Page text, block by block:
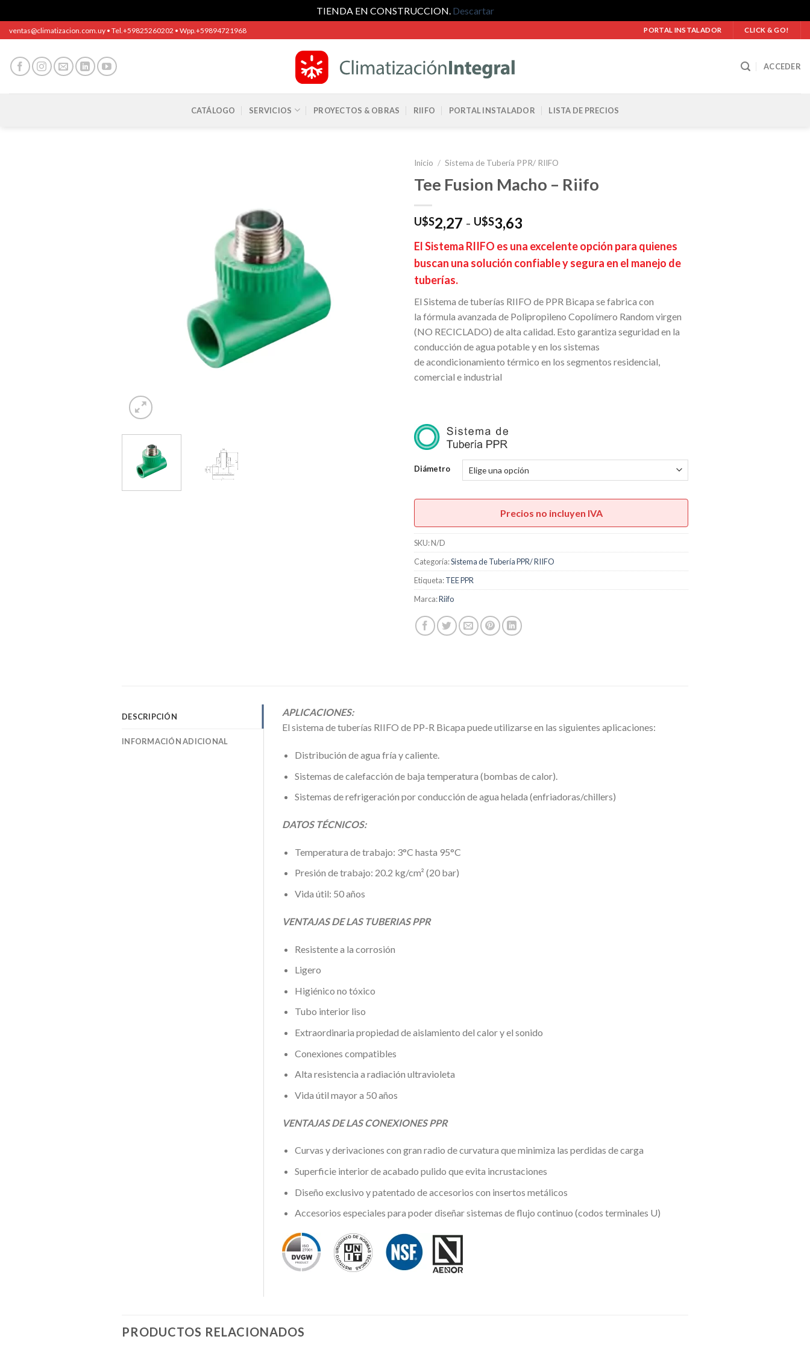
TIENDA EN CONSTRUCCION. Descartar
Saltar
al
contenido
ventas@climatizacion.com.uy • Tel.+59825260202 • Wpp.+59894721968 PORTAL INSTALADOR CLICK & GO!
ACCEDER
CATÁLOGO SERVICIOS PROYECTOS & OBRAS RIIFO PORTAL INSTALADOR LISTA DE PRECIOS
Inicio / Sistema de Tubería PPR/ RIIFO
Tee Fusion Macho – Riifo
U$S2,27 - U$S3,63
precios:
desde
hasta
U$S3,63
El Sistema RIIFO es una excelente opción para quienes
buscan una solución confiable y segura en el manejo de
tuberías.
El Sistema de tuberías RIIFO de PPR Bicapa se fabrica con
la fórmula avanzada de Polipropileno Copolímero Random virgen
(NO RECICLADO) de alta calidad. Esto garantiza seguridad en la
conducción de agua potable y en los sistemas
de acondicionamiento térmico en los segmentos residencial,
comercial e industrial
Diámetro
Precios no incluyen IVA
SKU:N/D
Categoría:Sistema de Tubería PPR/ RIIFO
Etiqueta:TEE PPR
Marca:Riifo
DESCRIPCIÓN
INFORMACIÓN ADICIONAL
APLICACIONES:
El sistema de tuberías RIIFO de PP-R Bicapa puede utilizarse en las siguientes aplicaciones:
Distribución de agua fría y caliente.
Sistemas de calefacción de baja temperatura (bombas de calor).
Sistemas de refrigeración por conducción de agua helada (enfriadoras/chillers)
DATOS TÉCNICOS:
Temperatura de trabajo: 3°C hasta 95°C
Presión de trabajo: 20.2 kg/cm² (20 bar)
Vida útil: 50 años
VENTAJAS DE LAS TUBERIAS PPR
Resistente a la corrosión
Ligero
Higiénico no tóxico
Tubo interior liso
Extraordinaria propiedad de aislamiento del calor y el sonido
Conexiones compatibles
Alta resistencia a radiación ultravioleta
Vida útil mayor a 50 años
VENTAJAS DE LAS CONEXIONES PPR
Curvas y derivaciones con gran radio de curvatura que minimiza las perdidas de carga
Superficie interior de acabado pulido que evita incrustaciones
Diseño exclusivo y patentado de accesorios con insertos metálicos
Accesorios especiales para poder diseñar sistemas de flujo continuo (codos terminales U)
PRODUCTOS RELACIONADOS